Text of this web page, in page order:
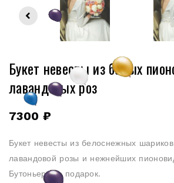
Букет невесты из белых
лавандовых роз
7300 ₽
Букет невесты из белоснежных
лавандовой розы и нежнейших
Бутоньерка в подарок.